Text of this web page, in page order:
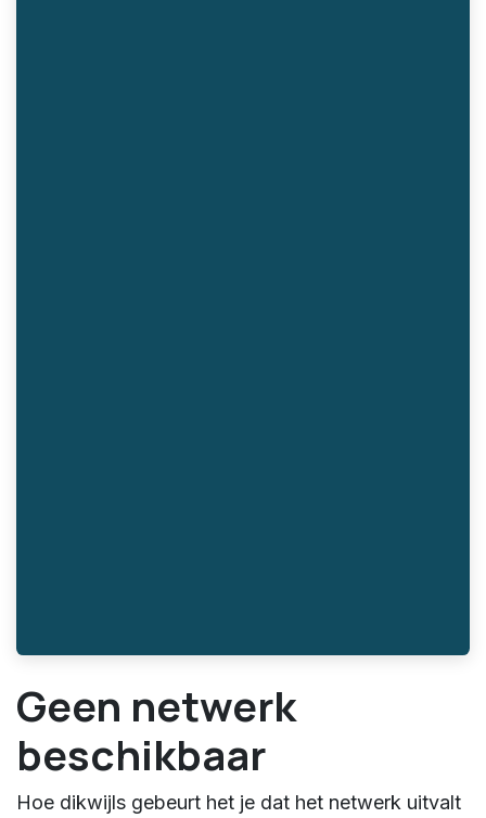
Geen netwerk
beschikbaar
Hoe dikwijls gebeurt het je dat het netwerk uitvalt